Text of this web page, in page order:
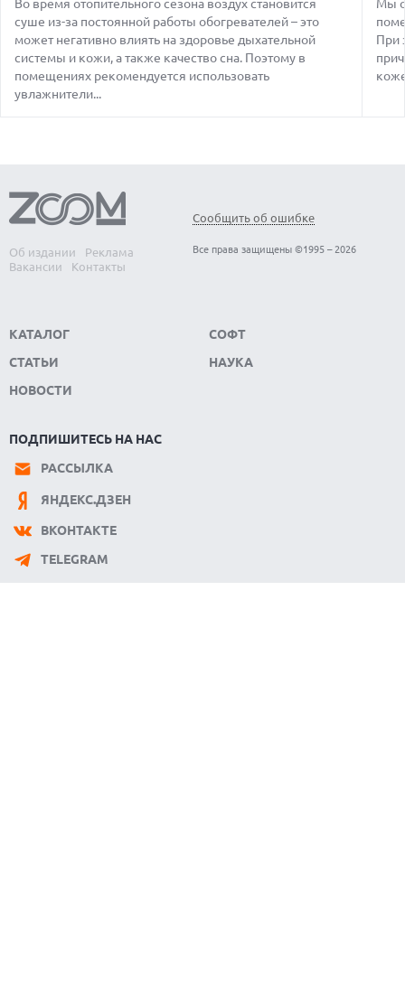
09.08.2026
НОВЫЕ СМАРТФОНЫ NOTHING A006 И A010 НАЙДЕНЫ В
БАЗЕ IMEI
ЛУЧШИЕ СПОРТИВНЫЕ НАУШНИКИ И ВКЛАДЫШИ ДЛЯ
ТРЕНИРОВОК В 2026 Г.
09.08.2026
ПРОЕКТ ДАТА-ЦЕНТРА AMAZON В ТЕХАСЕ МОЖЕТ СТАТЬ
КРУПНЕЙШИМ ИСТОЧНИКОМ ВЫБРОСОВ ПАРНИКОВЫХ
09.08.2026
Во время отопительного сезона воздух становится
суше из-за постоянной работы обогревателей – это
может негативно влиять на здоровье дыхательной
системы и кожи, а также качество сна. Поэтому в
помещениях рекомендуется использовать
увлажнители...
Мы
При
Об издании
Реклама
Вакансии
Контакты
Сообщить об ошибке
Все права защищены ©1995 – 2026
КАТАЛОГ
СТАТЬИ
НОВОСТИ
СОФТ
НАУКА
ПОДПИШИТЕСЬ НА НАС
РАССЫЛКА
ЯНДЕКС.ДЗЕН
ВКОНТАКТЕ
TELEGRAM